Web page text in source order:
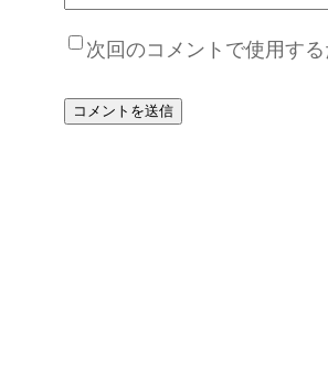
次回のコメントで使用す